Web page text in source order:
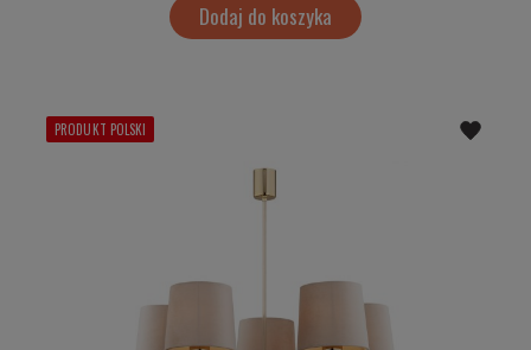
Dodaj do koszyka
PRODUKT POLSKI